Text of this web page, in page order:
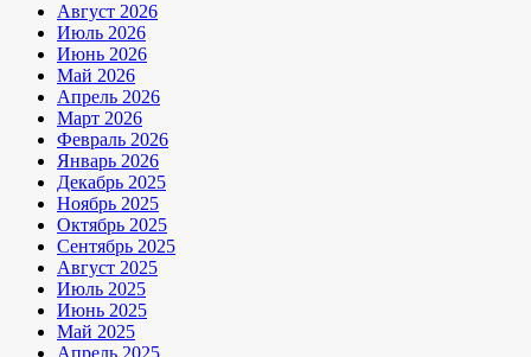
Август 2026
Июль 2026
Июнь 2026
Май 2026
Апрель 2026
Март 2026
Февраль 2026
Январь 2026
Декабрь 2025
Ноябрь 2025
Октябрь 2025
Сентябрь 2025
Август 2025
Июль 2025
Июнь 2025
Май 2025